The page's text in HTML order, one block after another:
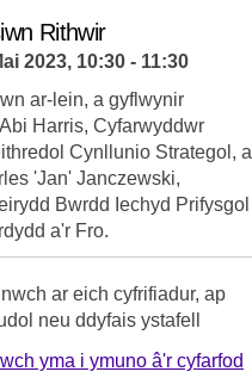
Rithwir
2023, 10:30 - 11:30
ar-lein, a gyflwynir
Abi Harris, Cyfarwyddwr
Cynllunio Strategol, a
'Jan' Janczewski,
Bwrdd Iechyd Prifysgol
a'r Fro.
ar eich cyfrifiadur, ap
neu ddyfais ystafell
yma i ymuno â'r cyfarfod